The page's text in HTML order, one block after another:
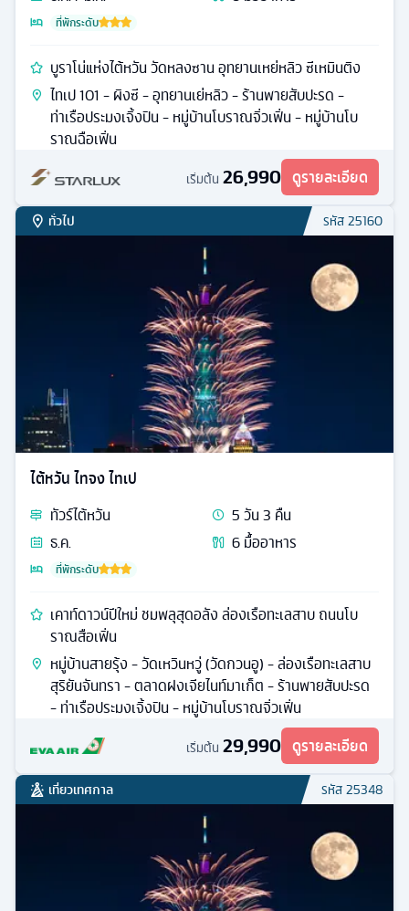
ที่พักระดับ
บูราโน่แห่งไต้หวัน วัดหลงซาน อุทยานเหย่หลิว ซีเหมินติง
ไทเป 101 - ผิงซี - อุทยานเย่หลิว - ร้านพายสับปะรด -
ท่าเรือประมงเจิ้งปิน - หมู่บ้านโบราณจิ่วเฟิ่น - หมู่บ้านโบ
ราณฉือเฟิ่น
เริ่มต้น 26,990 ดูรายละเอียด
ทั่วไป รหัส25160
ไต้หวัน ไทจง ไทเป
ทัวร์ไต้หวัน 5วัน3 คืน
ธ.ค.
6มื้ออาหาร
ที่พักระดับ
เคาท์ดาวน์ปีใหม่ ชมพลุสุดอลัง ล่องเรือทะเลสาบ ถนนโบ
ราณสือเฟิ่น
หมู่บ้านสายรุ้ง - วัดเหวินหวู่ (วัดกวนอู) - ล่องเรือทะเลสาบ
สุริยันจันทรา - ตลาดฝงเจียไนท์มาเก็ต - ร้านพายสับปะรด
- ท่าเรือประมงเจิ้งปิน - หมู่บ้านโบราณจิ่วเฟิ่น
เริ่มต้น 29,990 ดูรายละเอียด
เที่ยวเทศกาล รหัส25348